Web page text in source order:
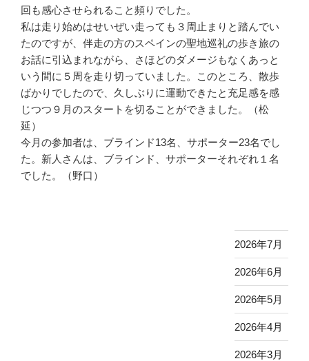
回も感心させられること頻りでした。
私は走り始めはせいぜい走っても３周止まりと踏んでい
たのですが、伴走の方のスペインの聖地巡礼の歩き旅の
お話に引込まれながら、さほどのダメージもなくあっと
いう間に５周を走り切っていました。このところ、散歩
ばかりでしたので、久しぶりに運動できたと充足感を感
じつつ９月のスタートを切ることができました。（松
延）
今月の参加者は、ブラインド13名、サポーター23名でし
た。新人さんは、ブラインド、サポーターそれぞれ１名
でした。（野口）
2026年7月
2026年6月
2026年5月
2026年4月
2026年3月